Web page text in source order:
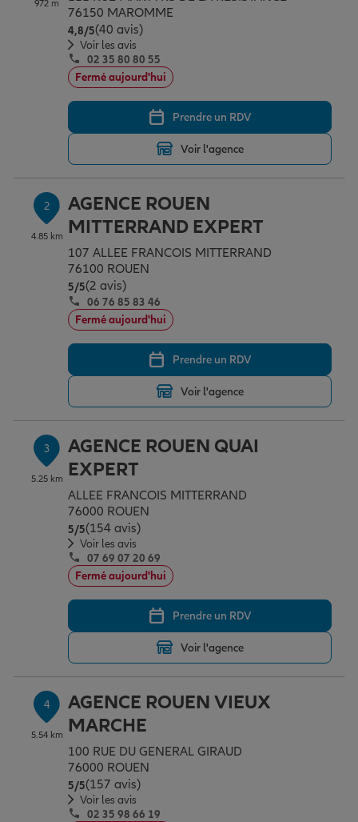
Assurance emprunteur
Prévoyance et dépendance
Assurance animal de compagnie
Protection de la famille
Protection juridique
Épargne & retraite
Plan épargne retraite
Assurance vie
Placements financiers
Investissements immobiliers
Transmission
Vos projets
Partir en vacances
Déménager
Changer de voiture
Départ à la retraite
Conseil assurance
Outre-mer
Assurance auto
Assurance habitation
Garantie des accidents de la vie
Assurance scolaire
Protection juridique
Retraite
Tous nos devis d'assurance
Professionnels
Allianz en France
972 m
76150 MAROMME
4,8/5Note de 4.8 sur 5
(40 avis)
Voir les avis
02 35 80 80 55
Fermé aujourd'hui
Prendre un RDV
Voir l'agence
2
4.85 km
AGENCE ROUEN
MITTERRAND EXPERT
107 ALLEE FRANCOIS MITTERRAND
76100 ROUEN
5/5Note de 5 sur 5
(2 avis)
06 76 85 83 46
Fermé aujourd'hui
Prendre un RDV
Voir l'agence
3
5.25 km
AGENCE ROUEN QUAI
EXPERT
ALLEE FRANCOIS MITTERRAND
76000 ROUEN
5/5Note de 5 sur 5
(154 avis)
Voir les avis
07 69 07 20 69
Fermé aujourd'hui
Prendre un RDV
Voir l'agence
4
5.54 km
AGENCE ROUEN VIEUX
MARCHE
100 RUE DU GENERAL GIRAUD
76000 ROUEN
5/5Note de 5 sur 5
(157 avis)
Voir les avis
02 35 98 66 19